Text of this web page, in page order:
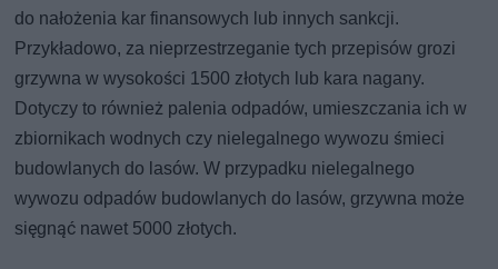
do nałożenia kar finansowych lub innych sankcji.
Przykładowo, za nieprzestrzeganie tych przepisów grozi
grzywna w wysokości 1500 złotych lub kara nagany.
Dotyczy to również palenia odpadów, umieszczania ich w
zbiornikach wodnych czy nielegalnego wywozu śmieci
budowlanych do lasów. W przypadku nielegalnego
wywozu odpadów budowlanych do lasów, grzywna może
sięgnąć nawet 5000 złotych.